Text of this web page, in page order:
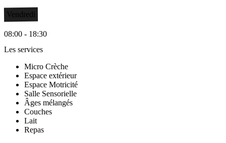
Vendredi
08:00 - 18:30
Les services
Micro Crèche
Espace extérieur
Espace Motricité
Salle Sensorielle
Âges mélangés
Couches
Lait
Repas